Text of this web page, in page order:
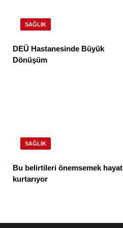
SAĞLIK
DEÜ Hastanesinde Büyük
Dönüşüm
SAĞLIK
Bu belirtileri önemsemek hayat
kurtarıyor